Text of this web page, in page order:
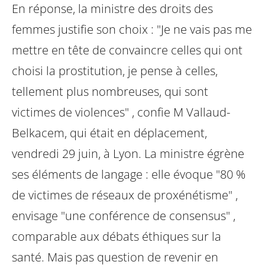
En réponse, la ministre des droits des
femmes justifie son choix : "Je ne vais pas me
mettre en tête de convaincre celles qui ont
choisi la prostitution, je pense à celles,
tellement plus nombreuses, qui sont
victimes de violences" , confie M Vallaud-
Belkacem, qui était en déplacement,
vendredi 29 juin, à Lyon. La ministre égrène
ses éléments de langage : elle évoque "80 %
de victimes de réseaux de proxénétisme" ,
envisage "une conférence de consensus" ,
comparable aux débats éthiques sur la
santé. Mais pas question de revenir en